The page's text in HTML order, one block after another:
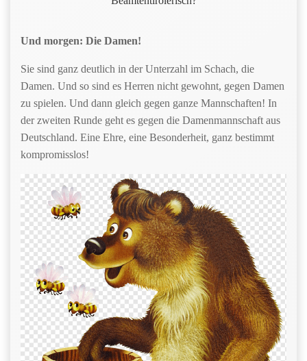
Und morgen: Die Damen!
Sie sind ganz deutlich in der Unterzahl im Schach, die
Damen. Und so sind es Herren nicht gewohnt, gegen Damen
zu spielen. Und dann gleich gegen ganze Mannschaften! In
der zweiten Runde geht es gegen die Damenmannschaft aus
Deutschland. Eine Ehre, eine Besonderheit, ganz bestimmt
kompromisslos!